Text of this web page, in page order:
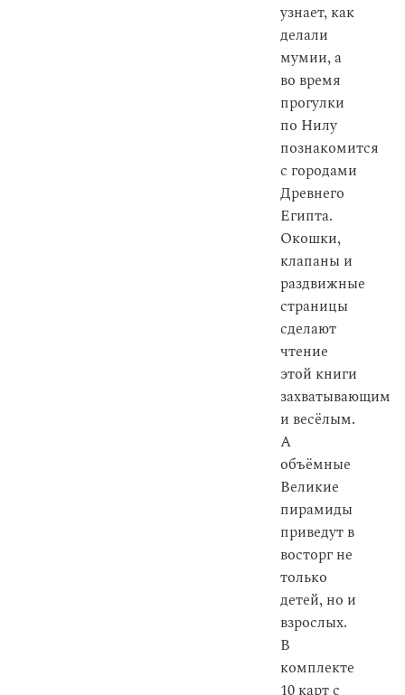
узнает, как
делали
мумии, а
во время
прогулки
по Нилу
познакомится
с городами
Древнего
Египта.
Окошки,
клапаны и
раздвижные
страницы
сделают
чтение
этой книги
захватывающим
и весёлым.
А
объёмные
Великие
пирамиды
приведут в
восторг не
только
детей, но и
взрослых.
В
комплекте